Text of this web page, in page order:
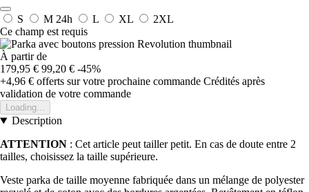
S M 24h L XL
2XL
Ce champ est requis
À partir de
179,95 € 99,20 € -45%
+4,96 € offerts sur votre prochaine commande Crédités après
validation de votre commande
Loading...
Description
ATTENTION : Cet article peut tailler petit. En cas de doute entre 2
tailles, choisissez la taille supérieure.
Veste parka de taille moyenne fabriquée dans un mélange de polyester